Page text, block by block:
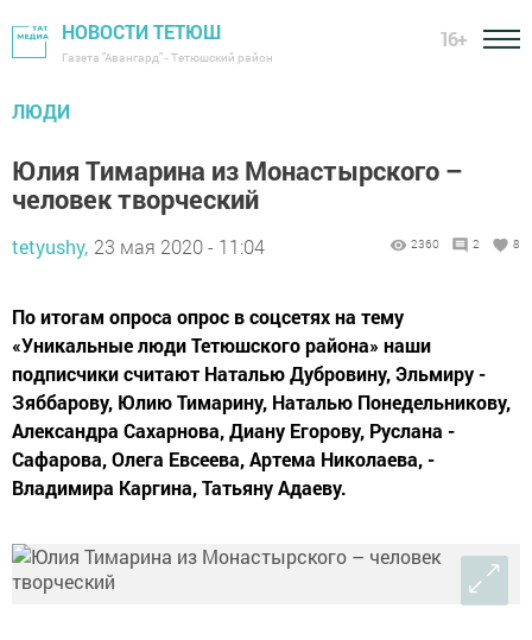
НОВОСТИ ТЕТЮШ
Газета "Авангард" - Тетюшский район
16+
ЛЮДИ
Юлия Тимарина из Монастырского –
человек творческий
tetyushy, 23 мая 2020 - 11:04 2360 2 8
По итогам опроса опрос в соцсетях на тему
«Уникальные люди Тетюшского района» наши
подписчики считают Наталью ­Дубровину, ­Эльмиру ­
Зяббарову, Юлию ­Тимарину, ­Наталью Понедельникову,
Александра ­Сахарнова, ­Диану ­Егорову, ­Руслана ­
Сафарова, Олега ­Евсеева, ­Артема Николаева, ­
Владимира ­Каргина, ­Татьяну Адаеву.